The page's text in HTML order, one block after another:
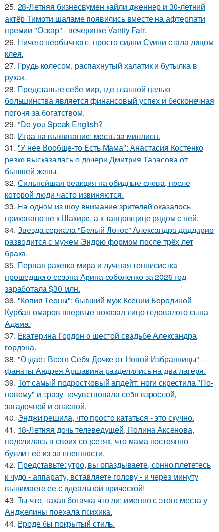
25. 28-Летняя бизнесвумен кайли дженнер и 30-летний
актёр Тимоти шаламе появились вместе на афтерпати
премии "Оскар" - вечеринке Vanity Fair.
26. Ничего необычного, просто сидни Суини стала лицом
клея.
27. Гpyдь колесом, распахнутый халатик и бутылка в
руках.
28. Представьте себе мир, где главной целью
большинства является финансовый успех и бесконечная
погоня за богатством.
29. "Do you Speak English?
30. Игра на выживание: месть за миллион.
31. "У нее Вообще-то Есть Мама": Анастасия Костенко
резко высказалась о дочери Дмитрия Тарасова от
бывшей жены.
32. Сильнейшая реакция на обидные слова, после
которой люди часто извиняются.
33. На одном из шоу внимание зрителей оказалось
приковано не к Шакире, а к танцовщице рядом с ней.
34. Звезда сериала "Белый Лотос" Александра даддарио
разводится с мужем Эндрю формом после трёх лет
брака.
35. Первая ракетка мира и лучшая теннисистка
прошедшего сезона Арина соболенко за 2025 год
заработала $30 млн.
36. "Копия Теоны": бывший муж Ксении Бородиной
Курбан омаров впервые показал лицо годовалого сына
Адама.
37. Екатерина Гордон о шестой свадьбе Александра
гордона.
38. "Отдаёт Всего Себя Дочке от Новой Избранницы" -
фанаты Андрея Аршавина разделились на два лагеря.
39. Тот самый подростковый апдейт: ноги скрестила "По-
новому" и сразу почувствовала себя взрослой,
загадочной и опасной.
40. Энджи решила, что просто кататься - это скучно.
41. 18-Летняя дочь телеведущей, Полина Аксенова,
поделилась в своих соцсетях, что мама постоянно
буллит её из-за внешности.
42. Представьте: утро, вы опаздываете, сонно плететесь
к чудо - аппарату, вставляете голову - и через минуту
вынимаете её с идеальной причёской!
43. Ты что, такая богачка что ли: именно с этого места у
Анджелины поехала психика.
44. Вроде бы покрытый стиль.